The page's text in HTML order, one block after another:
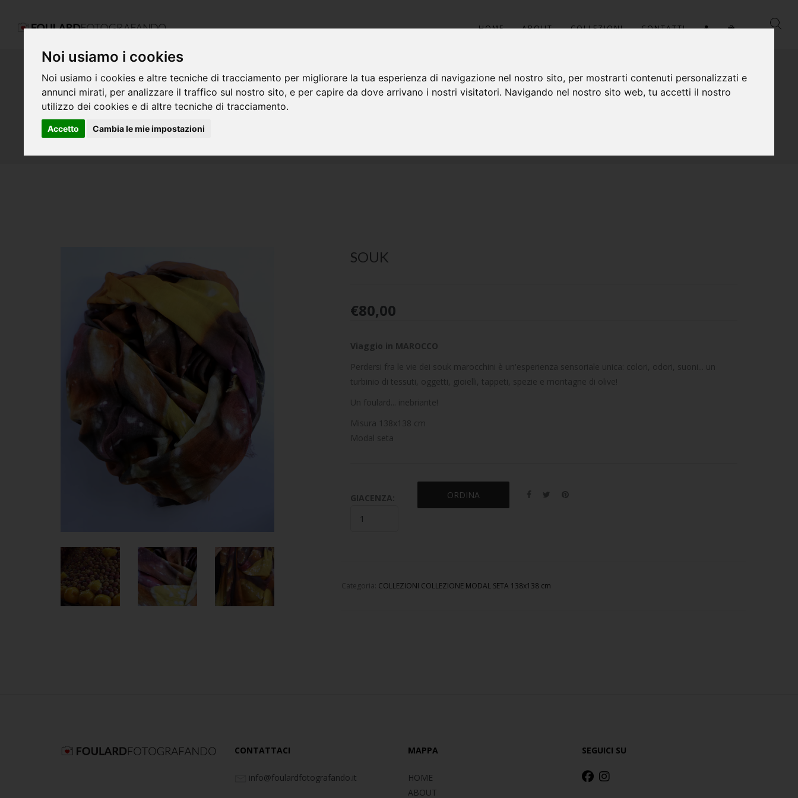
Noi usiamo i cookies
Noi usiamo i cookies e altre tecniche di tracciamento per migliorare la tua esperienza di navigazione nel nostro sito, per mostrarti contenuti personalizzati e
annunci mirati, per analizzare il traffico sul nostro sito, e per capire da dove arrivano i nostri visitatori. Navigando nel nostro sito web, tu accetti il nostro
utilizzo dei cookies e di altre tecniche di tracciamento.
Accetto Cambia le mie impostazioni
HOME ABOUT COLLEZIONI CONTATTI
COLLEZIONE MODAL SETA
138X138 CM
SOUK
€80,00
Viaggio in MAROCCO
Perdersi fra le vie dei souk marocchini è un'esperienza sensoriale unica: colori, odori, suoni... un
turbinio di tessuti, oggetti, gioielli, tappeti, spezie e montagne di olive!
Un foulard... inebriante!
Misura 138x138 cm
Modal seta
GIACENZA: ORDINA
Categoria: COLLEZIONI COLLEZIONE MODAL SETA 138x138 cm
CONTATTACI
info@foulardfotografando.it
MAPPA
HOME
ABOUT
SEGUICI SU